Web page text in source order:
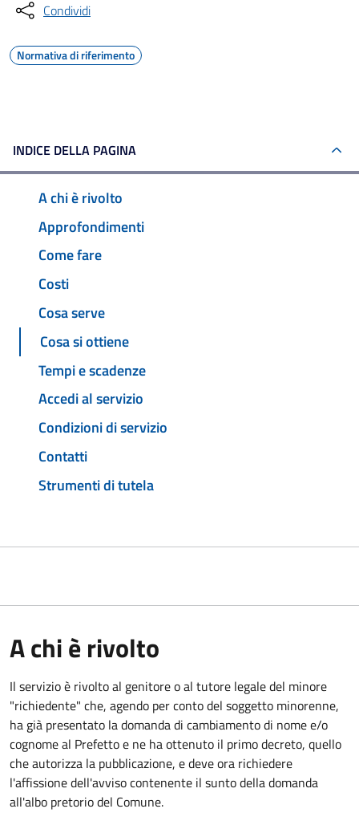
Condividi
Normativa di riferimento
INDICE DELLA PAGINA
A chi è rivolto
Approfondimenti
Come fare
Costi
Cosa serve
Cosa si ottiene
Tempi e scadenze
Accedi al servizio
Condizioni di servizio
Contatti
Strumenti di tutela
A chi è rivolto
Il servizio è rivolto al genitore o al tutore legale del minore
"richiedente" che, agendo per conto del soggetto minorenne,
ha già presentato la domanda di cambiamento di nome e/o
cognome al Prefetto e ne ha ottenuto il primo decreto, quello
che autorizza la pubblicazione, e deve ora richiedere
l'affissione dell'avviso contenente il sunto della domanda
all'albo pretorio del Comune.